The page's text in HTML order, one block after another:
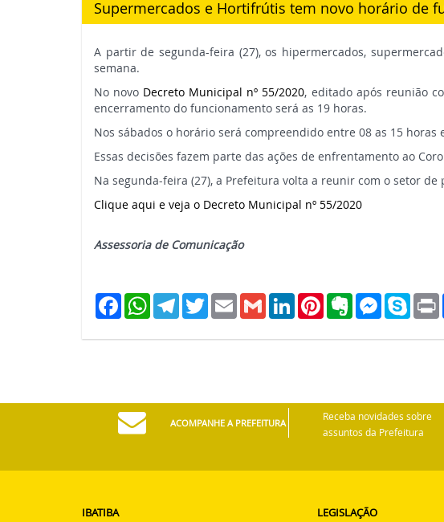
-
ES
Link
para
página
inicial
Supermercados e Hortifrútis tem novo horário de
A partir de segunda-feira (27), os hipermercados,
semana.
No novo Decreto Municipal nº 55/2020, editado após reunião
encerramento do funcionamento será as 19 horas.
Nos sábados o horário será compreendido entre 08 as 15
Essas decisões fazem parte das ações de enfrentamento ao
Na segunda-feira (27), a Prefeitura volta a reunir com o setor de
Clique aqui e veja o Decreto Municipal nº 55/2020
Assessoria de Comunicação
FacebookWhatsAppTelegramTwitterEmail Gmail LinkedInPinterestEvernoteMessenger
Skype
ACOMPANHE A PREFEITURA
Receba novidades sobre
assuntos da Prefeitura
IBATIBA
LEGISLAÇÃO